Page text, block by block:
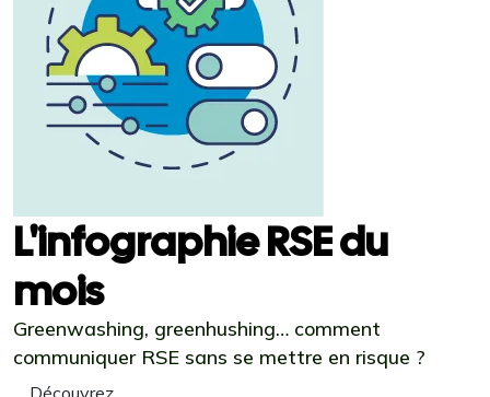
L'infographie RSE du
mois
Greenwashing, greenhushing… comment
communiquer RSE sans se mettre en risque ?
Découvrez